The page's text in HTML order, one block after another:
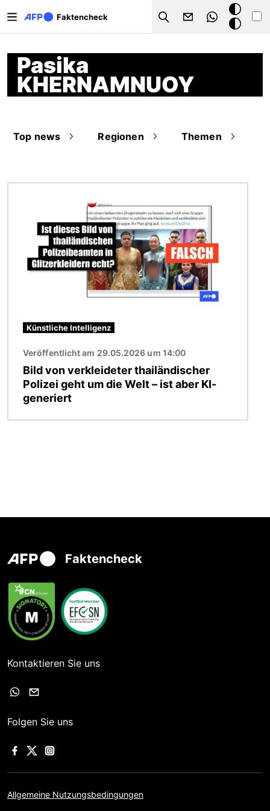
Faktencheck
Search
Dark
Mode
Pasika
KHERNAMNUOY
Top news Regionen Themen
Künstliche Intelligenz
Veröffentlicht am 29.05.2026 um 14:00
Bild von verkleideter thailändischer
Polizei geht um die Welt – ist aber KI-
generiert
Faktencheck
Kontaktieren Sie uns
Folgen Sie uns
Allgemeine Nutzungsbedingungen